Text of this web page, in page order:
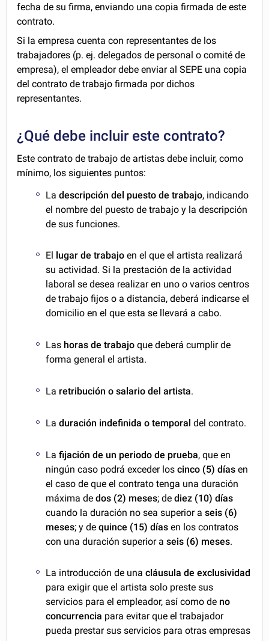
fecha de su firma, enviando una copia firmada de este
contrato.
Si la empresa cuenta con representantes de los
trabajadores (p. ej. delegados de personal o comité de
empresa), el empleador debe enviar al SEPE una copia
del contrato de trabajo firmada por dichos
representantes.
¿Qué debe incluir este contrato?
Este contrato de trabajo de artistas debe incluir, como
mínimo, los siguientes puntos:
Ladescripción del puesto de trabajo, indicando
el nombre del puesto de trabajo y la descripción
de sus funciones.
El lugar de trabajo en el que el artista realizará
su actividad. Si la prestación de la actividad
laboral se desea realizar en uno o varios centros
de trabajo fijos o a distancia, deberá indicarse el
domicilio en el que esta se llevará a cabo.
Las horas de trabajo que deberá cumplir de
forma general el artista.
La retribución o salario del artista.
Laduración indefinida o temporaldel contrato.
Lafijación de un periodo de prueba, que en
ningún caso podrá exceder loscinco (5) días en
el caso de que el contrato tenga una duración
máxima de dos (2) meses; de diez (10) días
cuando la duración no sea superior a seis (6)
meses; y de quince (15) días en los contratos
con una duración superior a seis (6) meses.
La introducción de unacláusula de exclusividad
para exigir que el artista solo preste sus
servicios para el empleador, así como de no
concurrencia para evitar que el trabajador
pueda prestar sus servicios para otras empresas